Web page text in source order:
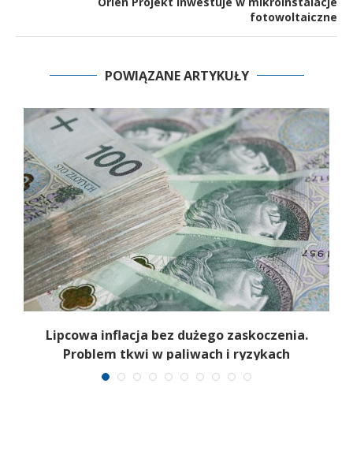
fotowoltaiczne
POWIĄZANE ARTYKUŁY
Lipcowa inflacja bez dużego zaskoczenia.
Problem tkwi w paliwach i ryzykach
surowcowych